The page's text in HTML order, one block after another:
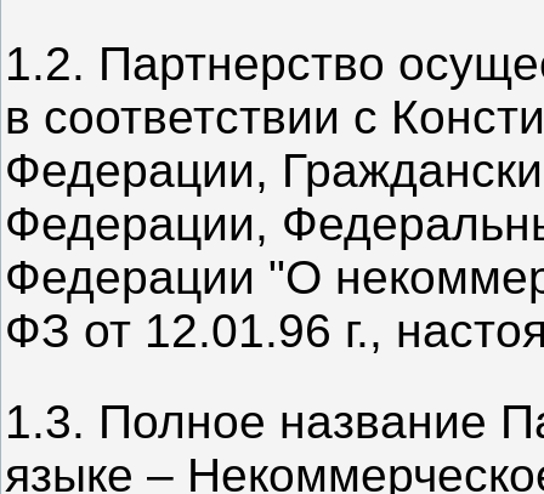
1.2. Партнерство
в соответствии с
Федерации,
Федерации,
Федерации "О
ФЗ от 12.01.96 г.,
1.3. Полное название
языке –